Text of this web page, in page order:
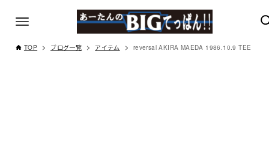
TOP ブログ一覧 アイテム reversal AKIRA MAEDA 1986.10.9 TEE